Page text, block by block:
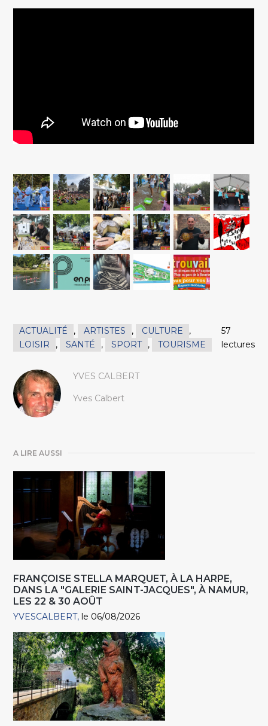
ACTUALITÉ , ARTISTES , CULTURE
,
LOISIR
, SANTÉ , SPORT , TOURISME
57
lectures
YVES CALBERT
Yves Calbert
A LIRE AUSSI
FRANÇOISE STELLA MARQUET, À LA HARPE,
DANS LA "GALERIE SAINT-JACQUES", À NAMUR,
LES 22 & 30 AOÛT
YVESCALBERT le 06/08/2026